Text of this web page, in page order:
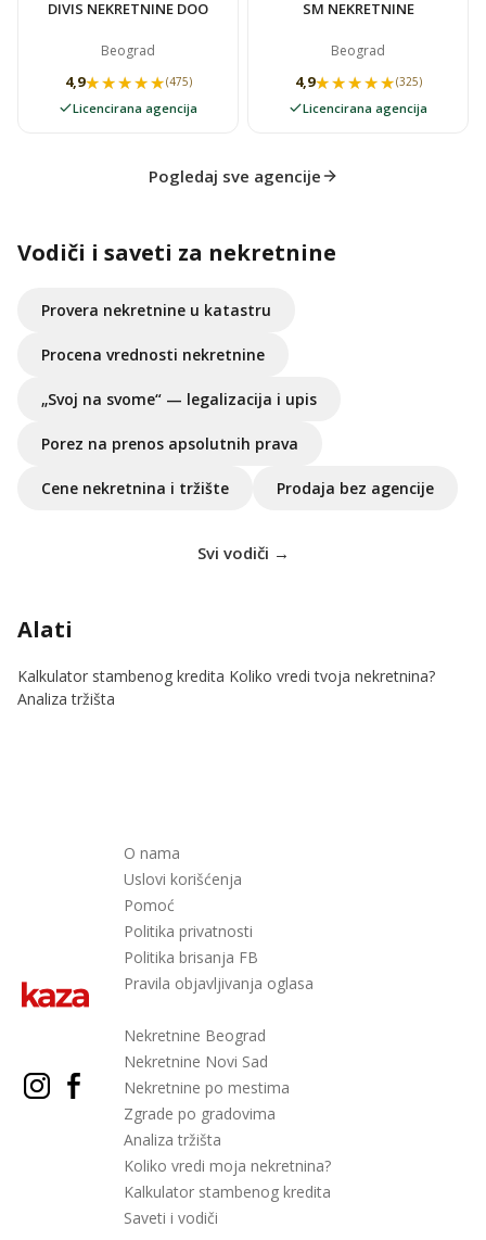
DIVIS NEKRETNINE DOO
Beograd
4,9★★★★★
★★★★★(475)
Licencirana agencija
SM NEKRETNINE
Beograd
4,9★★★★★
★★★★★(325)
Licencirana agencija
Pogledaj sve agencije
Vodiči i saveti za nekretnine
Provera nekretnine u katastru
Procena vrednosti nekretnine
„Svoj na svome“ — legalizacija i upis
Porez na prenos apsolutnih prava
Cene nekretnina i tržište Prodaja bez agencije
Svi vodiči →
Alati
Kalkulator stambenog kredita Koliko vredi tvoja nekretnina?
Analiza tržišta
O nama
Uslovi korišćenja
Pomoć
Politika privatnosti
Politika brisanja FB
Pravila objavljivanja oglasa
Nekretnine Beograd
Nekretnine Novi Sad
Nekretnine po mestima
Zgrade po gradovima
Analiza tržišta
Koliko vredi moja nekretnina?
Kalkulator stambenog kredita
Saveti i vodiči